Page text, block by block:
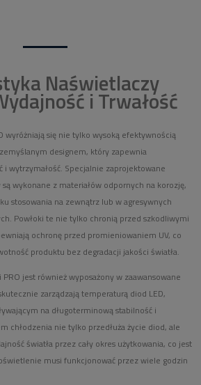
Naświetlaczy
i Trwałość
wyróżniają się nie tylko wysoką efektywnością
designem, który zapewnia
i wytrzymałość. Specjalnie zaprojektowane
wykonane z materiałów odpornych na korozję,
stosowania na zewnątrz lub w agresywnych
Powłoki te nie tylko chronią przed szkodliwymi
ochronę przed promieniowaniem UV, co
produktu bez degradacji jakości światła.
jest również wyposażony w zaawansowane
zarządzają temperaturą diod LED,
na długoterminową stabilność i
chłodzenia nie tylko przedłuża życie diod, ale
światła przez cały okres użytkowania, co jest
musi funkcjonować przez wiele godzin